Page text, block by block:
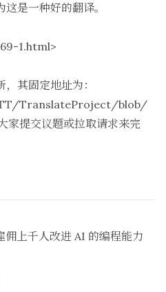
是一种好的翻译。
1.html>
其固定地址为：
TranslateProject/blob/
家提交议题或拉取请求来完
上千人改进 AI 的编程能力